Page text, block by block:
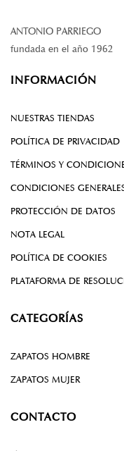
ANTONIO PARRIEGO
fundada en el año 1962
INFORMACIÓN
NUESTRAS TIENDAS
POLÍTICA DE PRIVACIDAD
TÉRMINOS Y
CONDICIONES
PROTECCIÓN DE DATOS
NOTA LEGAL
POLÍTICA DE COOKIES
PLATAFORMA DE
CATEGORÍAS
ZAPATOS HOMBRE
ZAPATOS MUJER
CONTACTO